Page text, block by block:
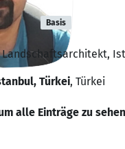
Basis
Türkei, Türkei
alle Einträge zu